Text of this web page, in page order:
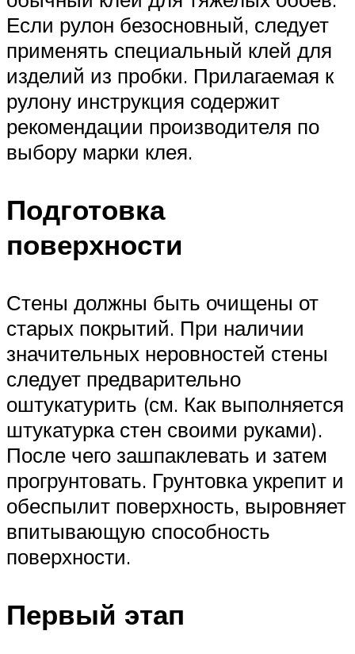
Если рулон безосновный, следует
применять специальный клей для
изделий из пробки. Прилагаемая к
рулону инструкция содержит
рекомендации производителя по
выбору марки клея.
Подготовка
поверхности
Стены должны быть очищены от
старых покрытий. При наличии
значительных неровностей стены
следует предварительно
оштукатурить (см. Как выполняется
штукатурка стен своими руками).
После чего зашпаклевать и затем
прогрунтовать. Грунтовка укрепит и
обеспылит поверхность, выровняет
впитывающую способность
поверхности.
Первый этап